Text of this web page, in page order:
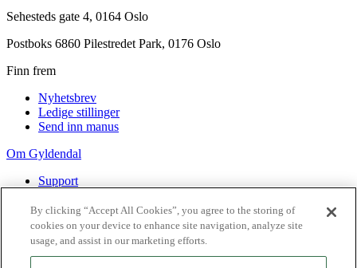
Sehesteds gate 4, 0164 Oslo
Postboks 6860 Pilestredet Park, 0176 Oslo
Finn frem
Nyhetsbrev
Ledige stillinger
Send inn manus
Om Gyldendal
Support
Agency
2026Gyldendal
Personvernerklæringer
Informasjonskapsler
By clicking “Accept All Cookies”, you agree to the storing of
cookies on your device to enhance site navigation, analyze site
usage, and assist in our marketing efforts.